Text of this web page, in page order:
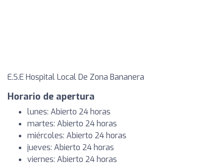
E.S.E Hospital Local De Zona Bananera
Horario de apertura
lunes: Abierto 24 horas
martes: Abierto 24 horas
miércoles: Abierto 24 horas
jueves: Abierto 24 horas
viernes: Abierto 24 horas